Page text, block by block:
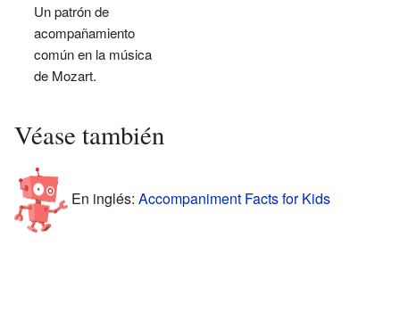
Un patrón de
acompañamiento
común en la música
de Mozart.
Véase también
En inglés: Accompaniment Facts for Kids